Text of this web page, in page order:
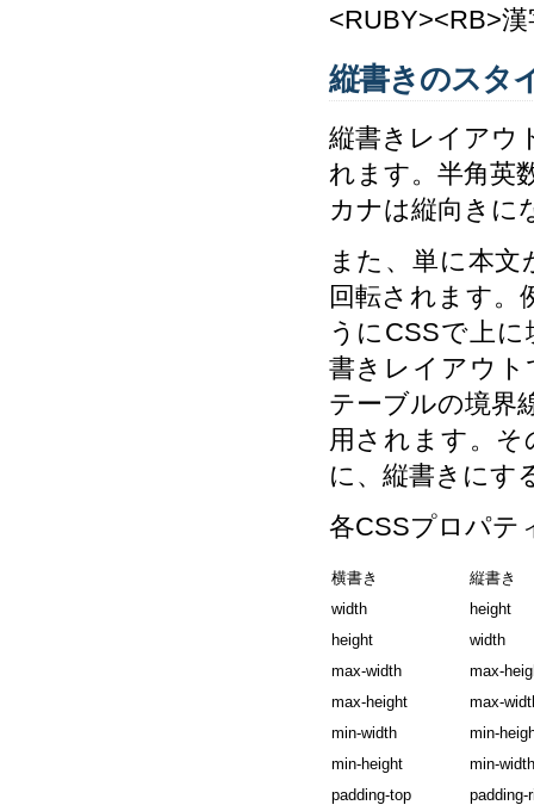
<RUBY><RB>
縦書きのスタ
縦書きレイアウ
れます。半角英
カナは縦向きに
また、単に本
回転されます。
うにCSSで上
書きレイアウト
テーブルの境界
用されます。
に、縦書きにす
各CSSプロパテ
横書き
縦書き
width
height
height
width
max-width
max-
max-height
max-
min-width
min-
min-height
min-width
padding-top
padding-